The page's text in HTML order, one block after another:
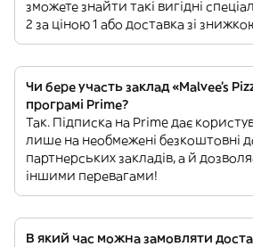
зможете знайти такі вигідні
2 за ціною 1 або доставка зі
Чи бере участь заклад «Malvee’s
програмі Prime?
Так. Підписка на Prime дає
лише на необмежені безкоштовні
партнерських закладів, а й
іншими перевагами!
В який час можна замовляти